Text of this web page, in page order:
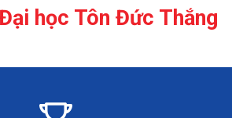
học Tôn Đức Thắng